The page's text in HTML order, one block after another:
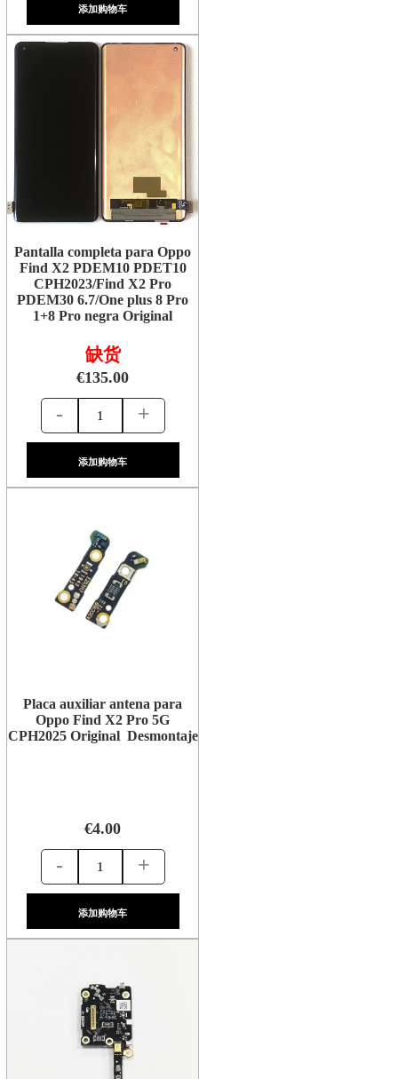
添加购物车
Pantalla completa para Oppo
Find X2 PDEM10 PDET10
CPH2023/Find X2 Pro
PDEM30 6.7/One plus 8 Pro
1+8 Pro negra Original
缺货
€135.00
- +
添加购物车
Placa auxiliar antena para
Oppo Find X2 Pro 5G
CPH2025 Original Desmontaje
€4.00
- +
添加购物车